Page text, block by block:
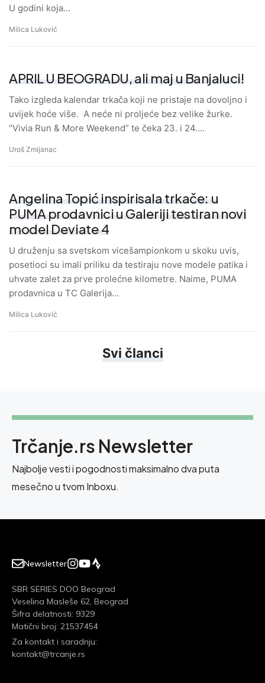
U godini koja…
Milica Luković
APRIL U BEOGRADU, ali maj u Banjaluci!
Tako izgleda kalendar trkača koji ne pristaje na dovoljno i
uvijek hoće više. A neće ni proljeće bez velike žurke.
“Vivia Run & More Weekend” te čeka 23. i 24.…
Uroš Zmijanac
Angelina Topić inspirisala trkače: u
PUMA prodavnici u Galeriji testiran novi
model Deviate 4
U druženju sa svetskom vicešampionkom u skoku uvis,
posetioci su imali priliku da testiraju nove modele patika i
uhvate zalet za prve prolećne kilometre. Naime, PUMA
prodavnica u TC Galerija…
Milica Luković
Svi članci
Trčanje.rs Newsletter
Najbolje vesti i pogodnosti maksimalno dva puta
mesečno u tvom Inboxu.
Newsletter
SBR SERIES DOO Beograd
Veselina Masleše 62, Beograd
Šifra delatnosti: 9329
Matični broj: 21537454
Za kontakt i saradnju:
kontakt@trcanje.rs